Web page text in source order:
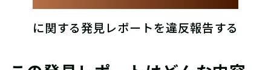
に関する発見レポートを違反報告する